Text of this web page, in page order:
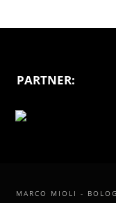
PARTNER:
MARCO MIOLI -